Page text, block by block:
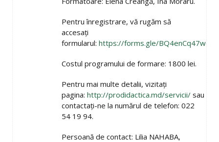
Pentru înregistrare, vă rugăm să
accesați
formularul: https://forms.gle/
Costul programului de formare: 1800 lei.
Pentru mai multe detalii, vizitați
pagina: http://prodidactica.md/servicii/ sau
contactați-ne la numărul de telefon: 022
54 19 94.
Persoană de contact: Lilia NAHABA,